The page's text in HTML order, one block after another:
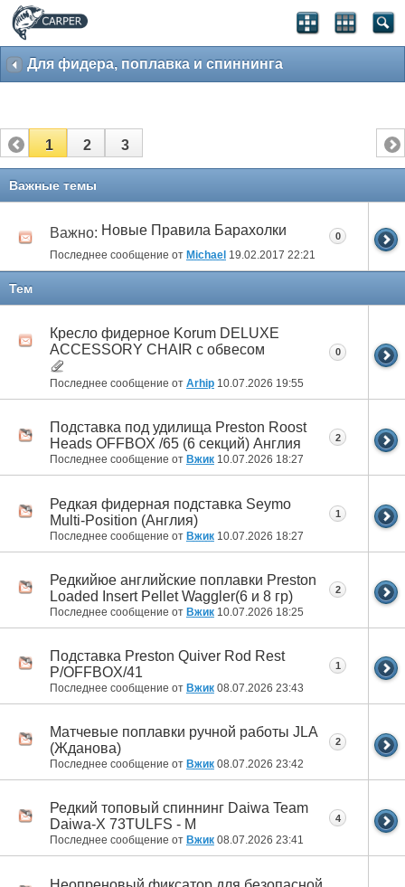
Для фидера, поплавка и спиннинга
1 2 3
Важные темы
Важно: Новые Правила Барахолки
Последнее сообщение от Michael 19.02.2017 22:21
0
Тем
Крecлo фидерное Korum DELUXE
ACCESSORY CHAIR с обвесом
Последнее сообщение от Arhip 10.07.2026 19:55
0
Подставка под удилища Preston Roost
Heads OFFBOX /65 (6 секций) Англия
Последнее сообщение от Вжик 10.07.2026 18:27
2
Редкая фидерная подставка Seymo
Multi-Position (Англия)
Последнее сообщение от Вжик 10.07.2026 18:27
1
Редкийюе английские поплавки Preston
Loaded Insert Pellet Waggler(6 и 8 гр)
Последнее сообщение от Вжик 10.07.2026 18:25
2
Подставка Preston Quiver Rod Rest
P/OFFBOX/41
Последнее сообщение от Вжик 08.07.2026 23:43
1
Матчевые поплавки ручной работы JLA
(Жданова)
Последнее сообщение от Вжик 08.07.2026 23:42
2
Редкий топовый спиннинг Daiwa Team
Daiwa-X 73TULFS - M
Последнее сообщение от Вжик 08.07.2026 23:41
4